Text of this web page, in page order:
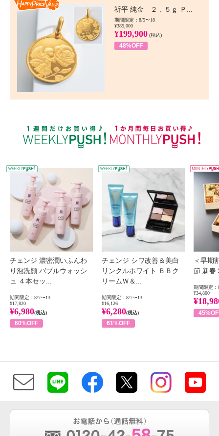
祈平 純金 ２．５ｇ Ｐ...
期間限定：8/5〜18
¥385,000
¥199,900 (税込)
48%OFF
WEEKLY PUSH
チェンジ 濃密潤いふんわ
り泡洗顔 バブルウォッシ
ュ ４本セッ...
期間限定：8/7〜13
¥17,820
¥6,980(税込)
60%OFF
チェンジ シワ改善＆美白
リンクルホワイト ＢＢク
リームＷ＆...
期間限定：8/7〜13
¥16,126
¥6,280(税込)
61%OFF
＜早期
節 新春
期間限定：
¥34,800